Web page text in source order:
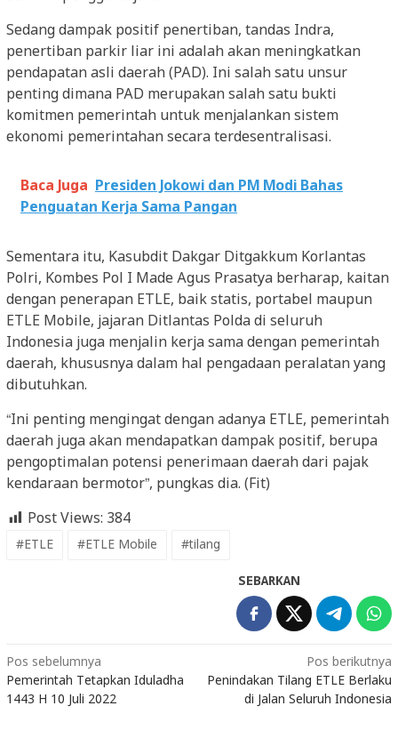
Sedang dampak positif penertiban, tandas Indra,
penertiban parkir liar ini adalah akan meningkatkan
pendapatan asli daerah (PAD). Ini salah satu unsur
penting dimana PAD merupakan salah satu bukti
komitmen pemerintah untuk menjalankan sistem
ekonomi pemerintahan secara terdesentralisasi.
Baca Juga Presiden Jokowi dan PM Modi Bahas
Penguatan Kerja Sama Pangan
Sementara itu, Kasubdit Dakgar Ditgakkum Korlantas
Polri, Kombes Pol I Made Agus Prasatya berharap, kaitan
dengan penerapan ETLE, baik statis, portabel maupun
ETLE Mobile, jajaran Ditlantas Polda di seluruh
Indonesia juga menjalin kerja sama dengan pemerintah
daerah, khususnya dalam hal pengadaan peralatan yang
dibutuhkan.
“Ini penting mengingat dengan adanya ETLE, pemerintah
daerah juga akan mendapatkan dampak positif, berupa
pengoptimalan potensi penerimaan daerah dari pajak
kendaraan bermotor”, pungkas dia. (Fit)
Post Views: 384
#ETLE #ETLE Mobile #tilang
SEBARKAN
Navigasi
pos
Pos sebelumnya
Pemerintah Tetapkan Iduladha
1443 H 10 Juli 2022
Pos berikutnya
Penindakan Tilang ETLE Berlaku
di Jalan Seluruh Indonesia